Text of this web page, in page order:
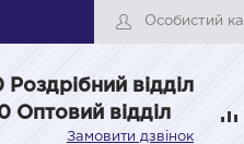
Особистий
Роздрібний відділ
відділ
Замовити дзвінок